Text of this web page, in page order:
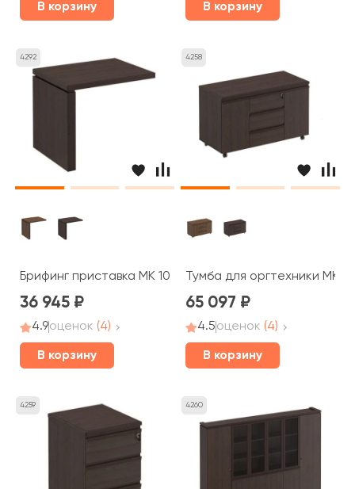
В корзину В корзину
4292
Брифинг приставка МК 106 ДА Mark
36 945
4.9оценок (4)
В корзину
4258
Тумба для оргтехники МК
65 097
4.5оценок (4)
В корзину
4259 4260